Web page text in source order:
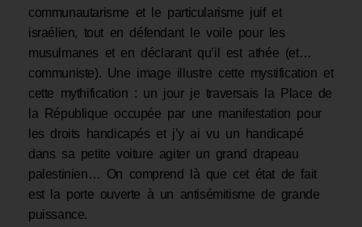
communautarisme et le particularisme juif et
israélien, tout en défendant le voile pour les
musulmanes et en déclarant qu’il est athée (et…
communiste). Une image illustre cette mystification et
cette mythification : un jour je traversais la Place de
la République occupée par une manifestation pour
les droits handicapés et j’y ai vu un handicapé
dans sa petite voiture agiter un grand drapeau
palestinien… On comprend là que cet état de fait
est la porte ouverte à un antisémitisme de grande
puissance.